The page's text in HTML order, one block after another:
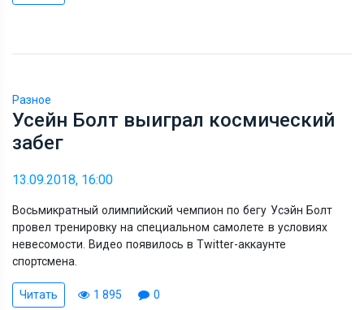
Разное
Усейн Болт выиграл космический
забег
13.09.2018, 16:00
Восьмикратный олимпийский чемпион по бегу Усэйн Болт
провел тренировку на специальном самолете в условиях
невесомости. Видео появилось в Twitter-аккаунте
спортсмена.
Читать 1 895 0